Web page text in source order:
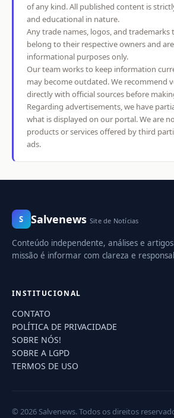
of any kind. All published content is
and educational in nature.
Any trade names, logos, and trademarks
belong to their respective owners and
informational purposes only.
Our team works to keep information
may become outdated. We recommend
directly with official sources before
Regarding advertisements, we have
what is displayed on our portal. We are
products or services offered by third
ads.
S Salvenews Site de Notícias
Conteúdo independente, análises e
missão é informar com clareza e
INSTITUCIONAL
CONTATO
POLÍTICA DE PRIVACIDADE
SOBRE NÓS!
SOBRE A LGPD
TERMOS DE USO
© 2026 Salvenews. Todos os direitos